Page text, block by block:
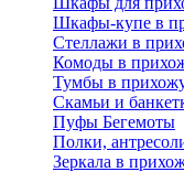
Шкафы-купе в
Стеллажи в
Комоды в
Тумбы в
Скамьи и
Пуфы Бегемоты
Полки,
Зеркала в